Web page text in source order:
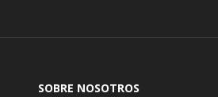
SOBRE NOSOTROS